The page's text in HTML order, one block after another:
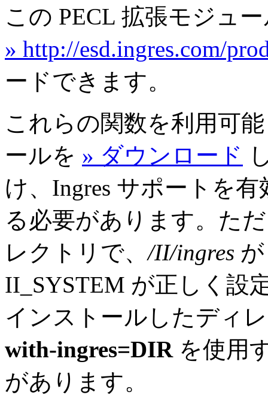
この PECL 拡張モジュ
» http://esd.ingres.com/
ードできます。
これらの関数を利用可
ールを » ダウンロード
け、Ingres サポートを
る必要があります。た
レクトリで、/II/ingres
II_SYSTEM が正しく設
インストールしたディ
with-ingres=DIRを使用
があります。